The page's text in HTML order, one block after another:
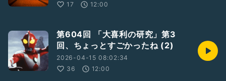
17
12:00
第604回 「大喜利の研究」第3
回、ちょっとすごかったね (2)
2026-04-15 08:02:34
36
12:00